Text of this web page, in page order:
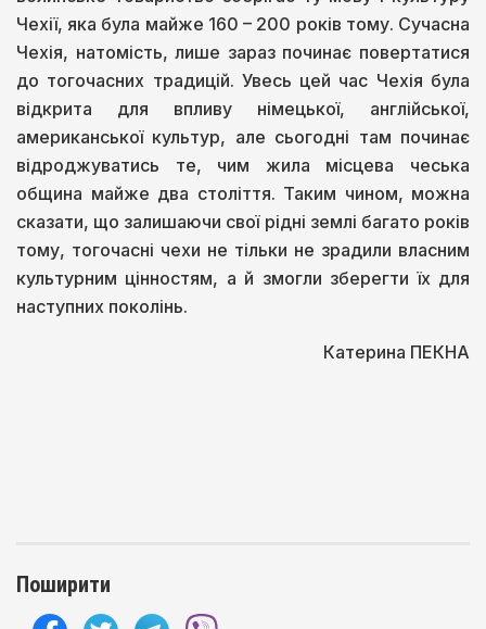
Чехії, яка була майже 160 – 200 років тому. Сучасна
Чехія, натомість, лише зараз починає повертатися
до тогочасних традицій. Увесь цей час Чехія була
відкрита для впливу німецької, англійської,
американської культур, але сьогодні там починає
відроджуватись те, чим жила місцева чеська
община майже два століття. Таким чином, можна
сказати, що залишаючи свої рідні землі багато років
тому, тогочасні чехи не тільки не зрадили власним
культурним цінностям, а й змогли зберегти їх для
наступних поколінь.
Катерина ПЕКНА
Поширити